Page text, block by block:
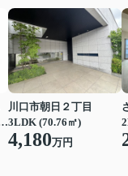
納戸) (62.72㎡)
川口市朝日２丁目
3LDK (70.76㎡)
4,180万円